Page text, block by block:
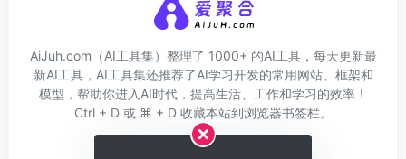
AiJuh.com（AI工具集）整理了 1000+ 的AI工具，每天更新最
新AI工具，AI工具集还推荐了AI学习开发的常用网站、框架和
模型，帮助你进入AI时代，提高生活、工作和学习的效率！
Ctrl + D 或 ⌘ + D 收藏本站到浏览器书签栏。